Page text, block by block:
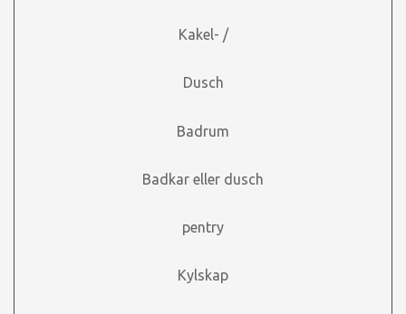
Kakel- /
Dusch
Badrum
Badkar eller dusch
pentry
Kylskap